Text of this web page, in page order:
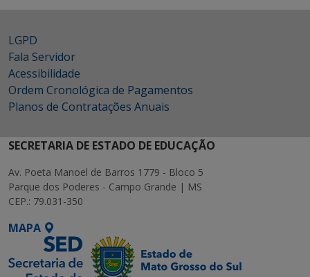
LGPD
Fala Servidor
Acessibilidade
Ordem Cronológica de Pagamentos
Planos de Contratações Anuais
SECRETARIA DE ESTADO DE EDUCAÇÃO
Av. Poeta Manoel de Barros 1779 - Bloco 5
Parque dos Poderes - Campo Grande | MS
CEP.: 79.031-350
MAPA